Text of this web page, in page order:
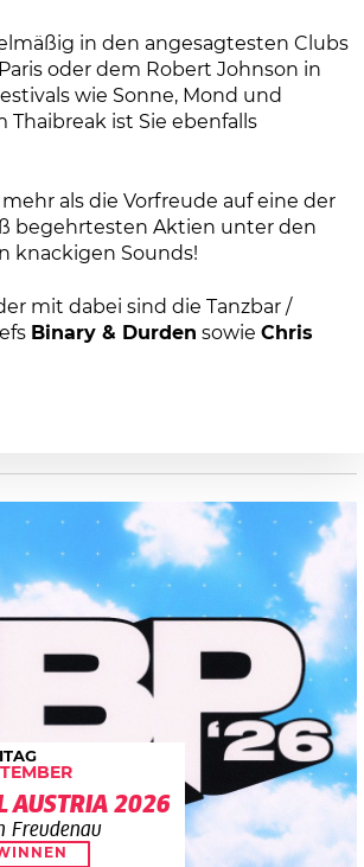
in den angesagtesten Clubs
oder dem Robert Johnson in
wie Sonne, Mond und
Thaibreak ist Sie ebenfalls
als die Vorfreude auf eine der
begehrtesten Aktien unter den
knackigen Sounds!
mit dabei sind die Tanzbar /
Binary & Durden sowieChris
AUSTRIA 2026
Freudenau